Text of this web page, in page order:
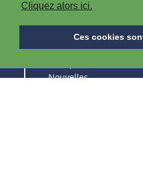
Cliquez alors ici.
Ces cookies
A PROPOS D'IPB
Nouvelles